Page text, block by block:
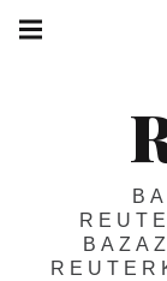
Springe
zum